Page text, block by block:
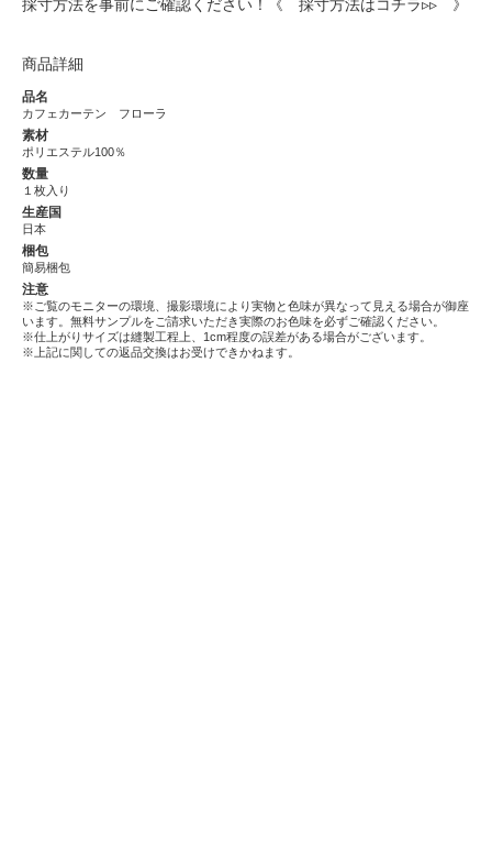
採寸方法を事前にご確認ください！ 《 採寸方法はコチラ▹▹ 》
商品詳細
品名
カフェカーテン フローラ
素材
ポリエステル100％
数量
１枚入り
生産国
日本
梱包
簡易梱包
注意
※ご覧のモニターの環境、撮影環境により実物と色味が異なって見える場合が御座
います。無料サンプルをご請求いただき実際のお色味を必ずご確認ください。
※仕上がりサイズは縫製工程上、1cm程度の誤差がある場合がございます。
※上記に関しての返品交換はお受けできかねます。